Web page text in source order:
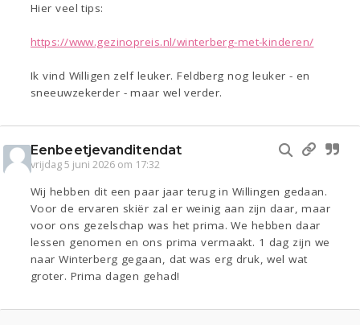
Hier veel tips:
https://www.gezinopreis.nl/winterberg-met-kinderen/
Ik vind Willigen zelf leuker. Feldberg nog leuker - en
sneeuwzekerder - maar wel verder.
Eenbeetjevanditendat
vrijdag 5 juni 2026 om 17:32
Wij hebben dit een paar jaar terug in Willingen gedaan.
Voor de ervaren skiër zal er weinig aan zijn daar, maar
voor ons gezelschap was het prima. We hebben daar
lessen genomen en ons prima vermaakt. 1 dag zijn we
naar Winterberg gegaan, dat was erg druk, wel wat
groter. Prima dagen gehad!